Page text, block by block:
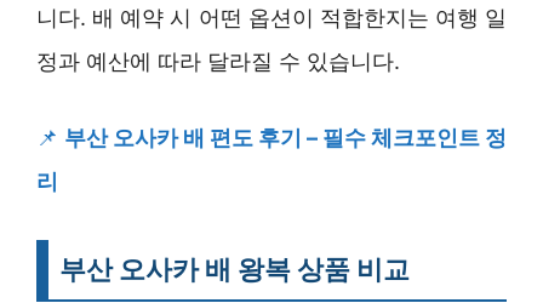
니다. 배 예약 시 어떤 옵션이 적합한지는 여행 일
정과 예산에 따라 달라질 수 있습니다.
📌 부산 오사카 배 편도 후기 – 필수 체크포인트 정
리
부산 오사카 배 왕복 상품 비교